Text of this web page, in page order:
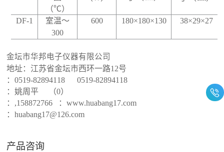
（℃）
DF-1
室温～
300
600 180×180×130 38×29×27
金坛市华邦电子仪器有限公司
地址：江苏省金坛市西环一路12号
：0519-82894118 0519-82894118
：姚周平
（0）
： ,158872766 ：www.huabang17.com
：huabang17@1 26.com
产品咨询